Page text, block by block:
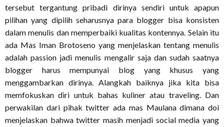
tersebut tergantung pribadi dirinya sendiri untuk apapun
pilihan yang dipilih seharusnya para blogger bisa konsisten
dalam menulis dan memperbaiki kualitas kontennya. Selain itu
ada Mas Iman Brotoseno yang menjelaskan tentang menulis
adalah passion jadi menulis mengalir saja dan sudah saatnya
blogger harus mempunyai blog yang khusus yang
menggambarkan dirinya. Alangkah baiknya jika kita bisa
memfokuskan diri untuk bahas kuliner atau traveling. Dan
perwakilan dari pihak twitter ada mas Maulana dimana doi
menjelaskan bahwa twitter masih menjadi social media yang